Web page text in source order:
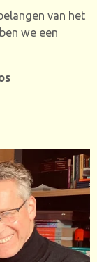
van het
we een